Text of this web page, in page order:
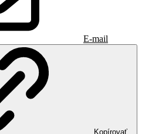
E-mail
Kopírovať